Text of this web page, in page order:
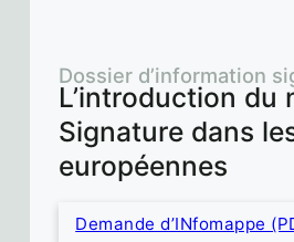
L’introduction du
Signature dans
européennes
Dossier d’information
Demande d’INfomappe